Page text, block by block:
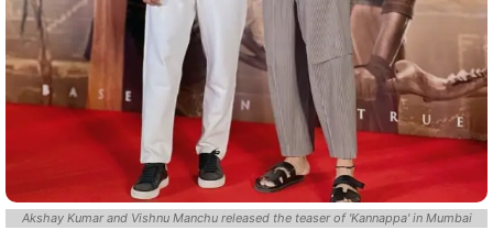
Akshay Kumar and Vishnu Manchu released the teaser of 'Kannappa' in Mumbai